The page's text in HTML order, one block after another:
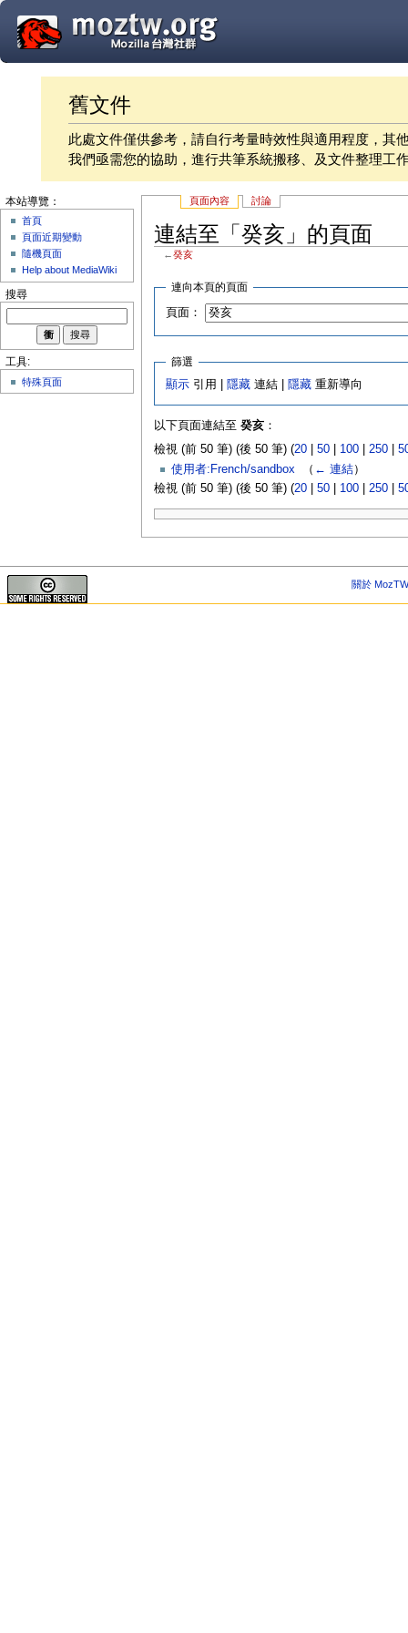
舊文件
此處文件僅供參考，請自行考量時效性與適用程度，其
我們亟需您的協助，進行共筆系統搬移、及文件整理工
頁面內容 討論
連結至「癸亥」的頁面
←癸亥
連向本頁的頁面
頁面：
篩選
顯示 引用 | 隱藏 連結 | 隱藏 重新導向
以下頁面連結至 癸亥：
檢視 (前 50 筆) (後 50 筆) (20| 50| 100| 250|
使用者:French/sandbox‎ （ ← 連結）
檢視 (前 50 筆) (後 50 筆) (20| 50| 100| 250|
本站導覽：
首頁
頁面近期變動
隨機頁面
Help about MediaWiki
搜尋
工具:
特殊頁面
關於